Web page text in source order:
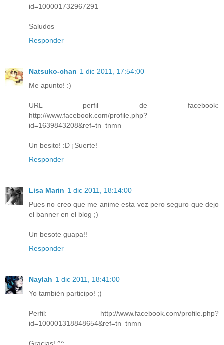
id=100001732967291
Saludos
Responder
Natsuko-chan 1 dic 2011, 17:54:00
Me apunto! :)
URL perfil de facebook:
http://www.facebook.com/profile.php?
id=1639843208&ref=tn_tnmn
Un besito! :D ¡Suerte!
Responder
Lisa Marin 1 dic 2011, 18:14:00
Pues no creo que me anime esta vez pero seguro que dejo
el banner en el blog ;)
Un besote guapa!!
Responder
Naylah 1 dic 2011, 18:41:00
Yo también participo! ;)
Perfil: http://www.facebook.com/profile.php?
id=100001318848654&ref=tn_tnmn